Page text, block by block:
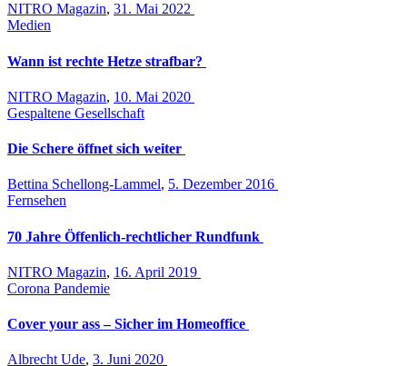
NITRO Magazin, 31. Mai 2022
Medien
Wann ist rechte Hetze strafbar?
NITRO Magazin, 10. Mai 2020
Gespaltene Gesellschaft
Die Schere öffnet sich weiter
Bettina Schellong-Lammel, 5. Dezember 2016
Fernsehen
70 Jahre Öffenlich-rechtlicher Rundfunk
NITRO Magazin, 16. April 2019
Corona Pandemie
Cover your ass – Sicher im Homeoffice
Albrecht Ude, 3. Juni 2020